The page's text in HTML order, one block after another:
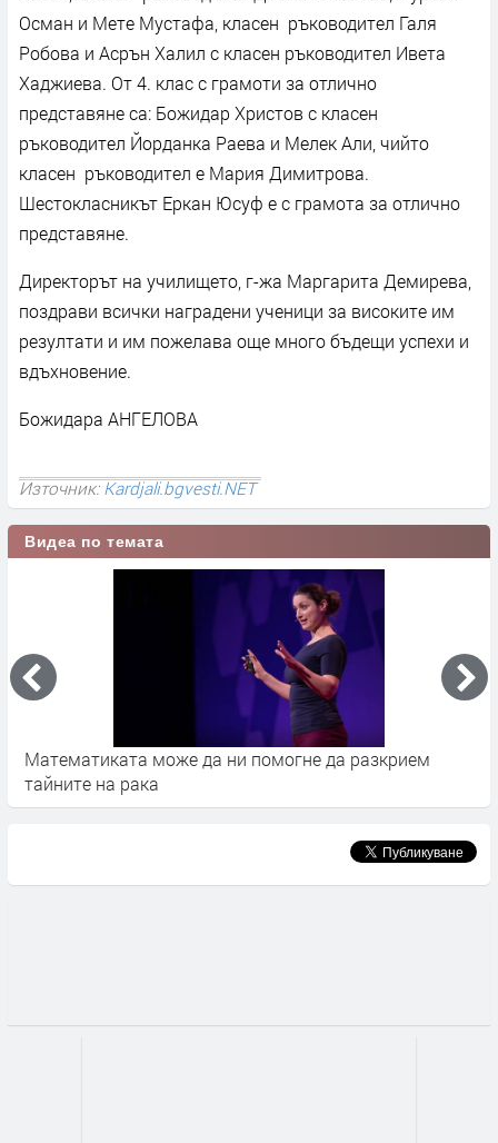
Осман и Мете Мустафа, класен ръководител Галя
Робова и Асрън Халил с класен ръководител Ивета
Хаджиева. От 4. клас с грамоти за отлично
представяне са: Божидар Христов с класен
ръководител Йорданка Раева и Мелек Али, чийто
класен ръководител е Мария Димитрова.
Шестокласникът Еркан Юсуф е с грамота за отлично
представяне.
Директорът на училището, г-жа Маргарита Демирева,
поздрави всички наградени ученици за високите им
резултати и им пожелава още много бъдещи успехи и
вдъхновение.
Божидара АНГЕЛОВА
Източник:Kardjali.bgvesti.NET
Видеа по темата
Математиката може да ни помогне да разкрием
тайните на рака